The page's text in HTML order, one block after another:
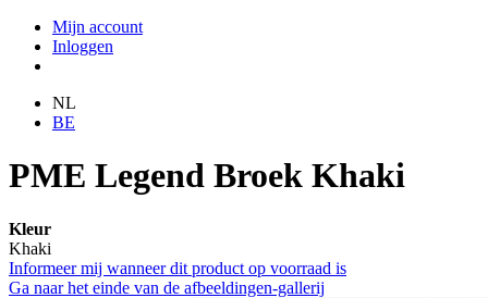
Mijn account
Inloggen
NL
BE
PME Legend Broek Khaki
Kleur
Khaki
Informeer mij wanneer dit product op voorraad is
Ga naar het einde van de afbeeldingen-gallerij